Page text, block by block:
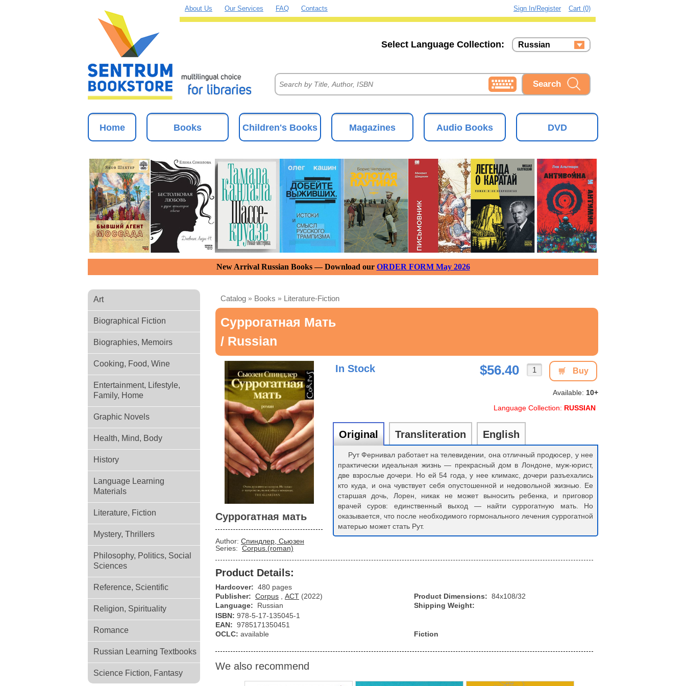
About Us Our Services FAQ Contacts Cart (0)
Sign In/Register
Russian
Ukrainian
Select Language Collection:
Home Books Children's Books Magazines Audio Books DVD
New Arrival Russian Books — Download our ORDER FORM May 2026
Art
Biographical Fiction
Biographies, Memoirs
Cooking, Food, Wine
Entertainment, Lifestyle,
Family, Home
Graphic Novels
Health, Mind, Body
History
Language Learning
Materials
Literature, Fiction
Mystery, Thrillers
Philosophy, Politics, Social
Sciences
Reference, Scientific
Religion, Spirituality
Romance
Russian Learning Textbooks
Science Fiction, Fantasy
Catalog » Books » Literature-Fiction
Суррогатная Мать
/ Russian
Суррогатная мать
Author: Спиндлер, Сьюзен
Series: Corpus.(roman)
In Stock Buy
$56.40
Available: 10+
Language Collection: RUSSIAN
Original Transliteration English
Рут Фернивал работает на телевидении, она отличный продюсер, у нее
практически идеальная жизнь — прекрасный дом в Лондоне, муж-юрист,
две взрослые дочери. Но ей 54 года, у нее климакс, дочери разъехались
кто куда, и она чувствует себя опустошенной и недовольной жизнью. Ее
старшая дочь, Лорен, никак не может выносить ребенка, и приговор
врачей суров: единственный выход — найти суррогатную мать. Но
оказывается, что после необходимого гормонального лечения суррогатной
матерью может стать Рут.
Product Details:
Hardcover: 480 pages
Publisher: Corpus АСТ (2022)
Language:
Russian
Product Dimensions: 84x108/32
Shipping Weight:
ISBN: 978-5-17-135045-1
EAN: 9785171350451
OCLC: available Fiction
We also recommend